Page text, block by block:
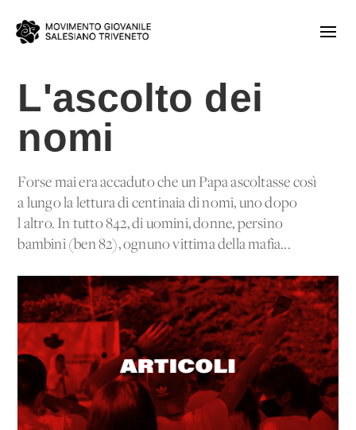
L'ascolto dei
nomi
Forse mai era accaduto che un Papa ascoltasse così
a lungo la lettura di centinaia di nomi, uno dopo
l'altro. In tutto 842, di uomini, donne, persino
bambini (ben 82), ognuno vittima della mafia...